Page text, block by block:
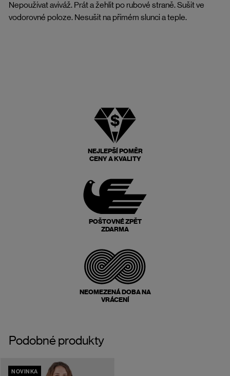
Nepoužívat aviváž. Prát a žehlit po rubové straně. Sušit ve
vodorovné poloze. Nesušit na přímém slunci a teple.
NEJLEPŠÍ POMĚR
CENY A KVALITY
POŠTOVNÉ ZPĚT
ZDARMA
NEOMEZENÁ DOBA NA
VRÁCENÍ
Podobné produkty
NOVINKA